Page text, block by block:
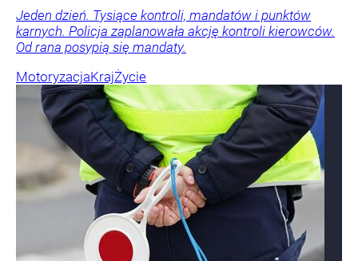
Jeden dzień. Tysiące kontroli, mandatów i punktów
karnych. Policja zaplanowała akcję kontroli kierowców.
Od rana posypią się mandaty.
MotoryzacjaKrajŻycie